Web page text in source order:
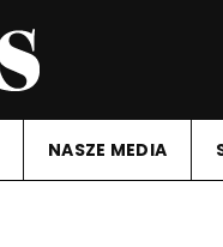
NASZE MEDIA